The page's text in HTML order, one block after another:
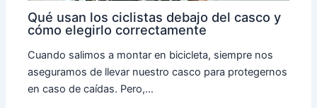
Qué usan los ciclistas debajo del casco y
cómo elegirlo correctamente
Cuando salimos a montar en bicicleta, siempre nos
aseguramos de llevar nuestro casco para protegernos
en caso de caídas. Pero,…